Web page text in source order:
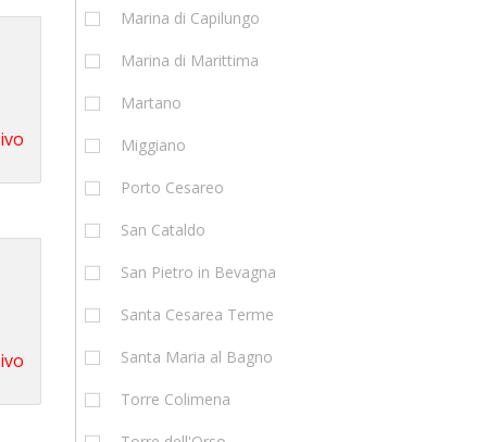
Marina di Capilungo
Marina di Marittima
Martano
Miggiano
Porto Cesareo
San Cataldo
San Pietro in Bevagna
Santa Cesarea Terme
Santa Maria al Bagno
Torre Colimena